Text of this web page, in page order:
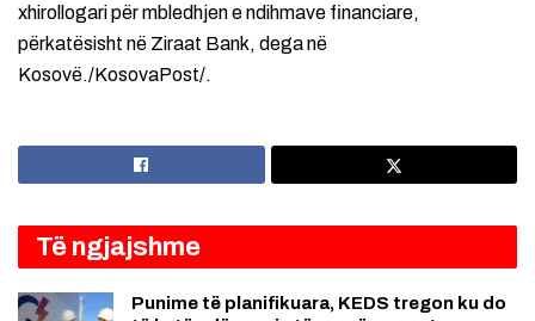
xhirollogari për mbledhjen e ndihmave financiare,
përkatësisht në Ziraat Bank, dega në
Kosovë./KosovaPost/.
Të ngjajshme
Punime të planifikuara, KEDS tregon ku do